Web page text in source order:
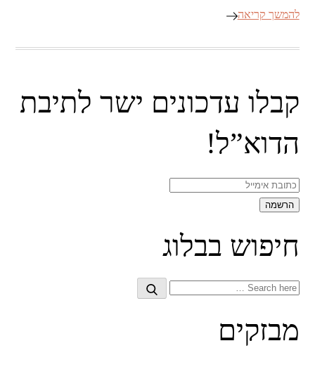
להמשך קריאה
קבלו עדכונים ישר לתיבת
הדוא”ל!
חיפוש בבלוג
Search
Search
מבזקים